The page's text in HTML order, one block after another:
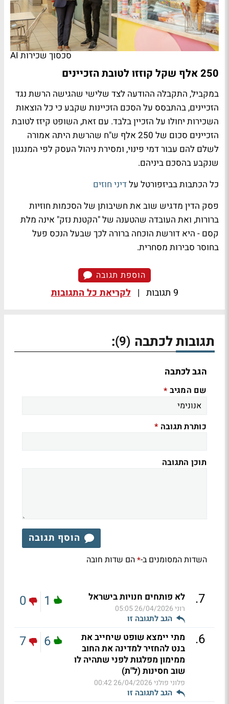
סכסוך שכירות AI
250 אלף שקל קוזזו לטובת הזכיינים
במקביל, התקבלה ההודעה לצד שלישי שהגישה הרשת נגד
הזכיינים, בהתבסס על הסכם הזכיינות שקבע כי כל הוצאות
השכירות יחולו על הזכיין בלבד. עם זאת, השופט קיזז לטובת
הזכיינים סכום של 250 אלף ש"ח שהרשת היתה אמורה
לשלם להם עבור דמי פינוי, ומסירת ניהול העסק לפי המנגנון
שנקבע בהסכם ביניהם.
כל הכתבות בביזפורטל עלדיני חוזים
פסק הדין מדגיש שוב את חשיבותן של הסכמות חוזיות
ברורות, ואת העובדה שהטענה של "הקטנת נזק" אינה מלת
קסם - היא דורשת הוכחה ברורה לכך שבעל הנכס פעל
בחוסר סבירות מסחרית.
הוספת תגובה
9 תגובות | לקריאת כל התגובות
תגובות לכתבה (9)
:
הגב לכתבה
שם המגיב *
כותרת תגובה *
תוכן התגובה
הוסף תגובה
השדות המסומנים ב-*הם שדות חובה
7
. לא פותחים חנויות בישראל
רוני26/04/2026 05:05
הגב לתגובה זו
1
0
6
.
מתי יימצא שופט שיחייב את
בנט להחזיר למדינה את החוב
ממימון מפלגות לפני שתהיה לו
שוב חסינות (ל"ת)
פלוני פולני26/04/2026 00:42
הגב לתגובה זו
6
7